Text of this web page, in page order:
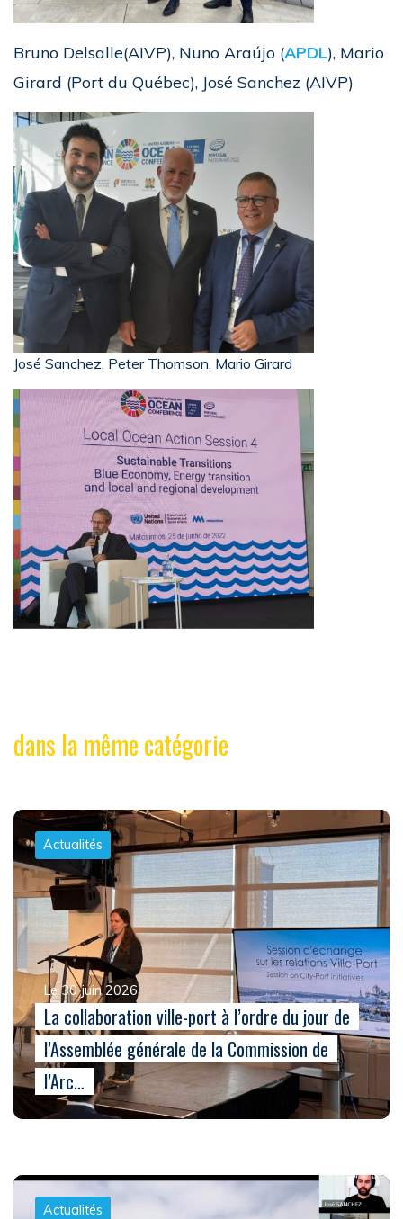
Bruno Delsalle(AIVP), Nuno Araújo (APDL), Mario
Girard (Port du Québec), José Sanchez (AIVP)
José Sanchez, Peter Thomson, Mario Girard
dans la même catégorie
Actualités
Le 30 juin 2026
La collaboration ville-port à l’ordre du jour de
l’Assemblée générale de la Commission de
l’Arc…
Actualités